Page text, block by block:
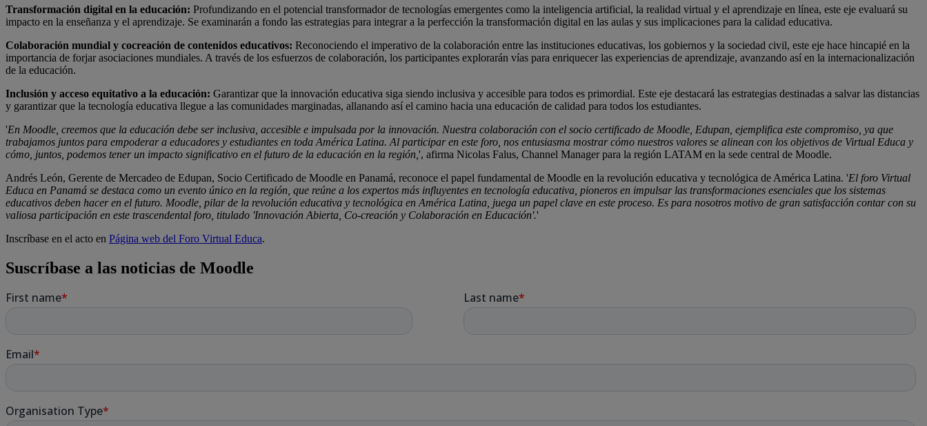
Transformación digital en la educación: Profundizando en el potencial transformador de tecnologías emergentes como la inteligencia artificial, la realidad virtual y el aprendizaje en línea, este eje evaluará su
impacto en la enseñanza y el aprendizaje. Se examinarán a fondo las estrategias para integrar a la perfección la transformación digital en las aulas y sus implicaciones para la calidad educativa.
Colaboración mundial y cocreación de contenidos educativos: Reconociendo el imperativo de la colaboración entre las instituciones educativas, los gobiernos y la sociedad civil, este eje hace hincapié en la
importancia de forjar asociaciones mundiales. A través de los esfuerzos de colaboración, los participantes explorarán vías para enriquecer las experiencias de aprendizaje, avanzando así en la internacionalización
de la educación.
Inclusión y acceso equitativo a la educación: Garantizar que la innovación educativa siga siendo inclusiva y accesible para todos es primordial. Este eje destacará las estrategias destinadas a salvar las distancias
y garantizar que la tecnología educativa llegue a las comunidades marginadas, allanando así el camino hacia una educación de calidad para todos los estudiantes.
'En Moodle, creemos que la educación debe ser inclusiva, accesible e impulsada por la innovación. Nuestra colaboración con el socio certificado de Moodle, Edupan, ejemplifica este compromiso, ya que
trabajamos juntos para empoderar a educadores y estudiantes en toda América Latina. Al participar en este foro, nos entusiasma mostrar cómo nuestros valores se alinean con los objetivos de Virtual Educa y
cómo, juntos, podemos tener un impacto significativo en el futuro de la educación en la región, ', afirma Nicolas Falus, Channel Manager para la región LATAM en la sede central de Moodle.
Andrés León, Gerente de Mercadeo de Edupan, Socio Certificado de Moodle en Panamá, reconoce el papel fundamental de Moodle en la revolución educativa y tecnológica de América Latina. 'El foro Virtual
Educa en Panamá se destaca como un evento único en la región, que reúne a los expertos más influyentes en tecnología educativa, pioneros en impulsar las transformaciones esenciales que los sistemas
educativos deben hacer en el futuro. Moodle, pilar de la revolución educativa y tecnológica en América Latina, juega un papel clave en este proceso. Es para nosotros motivo de gran satisfacción contar con su
valiosa participación en este trascendental foro, titulado 'Innovación Abierta, Co-creación y Colaboración en Educación'.'
Inscríbase en el acto en Página web del Foro Virtual Educa.
Suscríbase a las noticias de Moodle